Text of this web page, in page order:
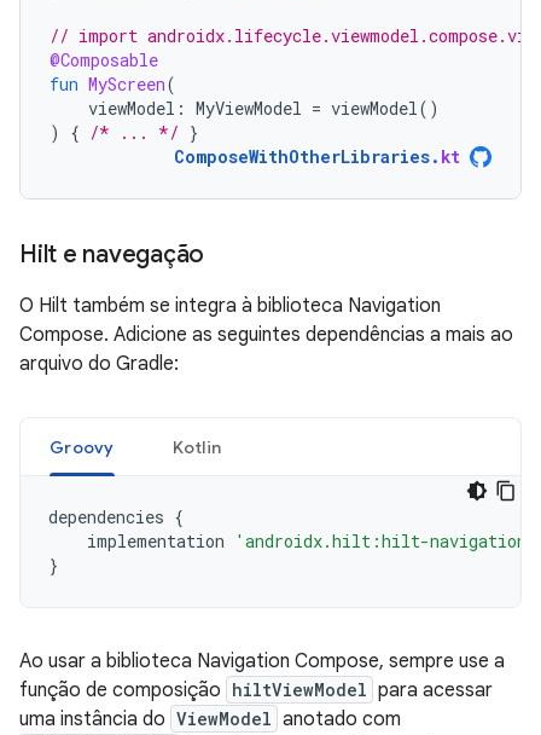
// import
@Composable
fun MyScreen(
viewModel : MyViewModel = viewModel()
)
{ /* ... */ }
ComposeWithOtherLibraries. kt
Hilt e navegação
O Hilt também se integra à biblioteca Navigation
Compose. Adicione as seguintes dependências a mais ao
arquivo do Gradle:
Groovy Kotlin
dependencies {
implementation
'androidx.hilt:hilt-navigation-
}
Ao usar a biblioteca Navigation Compose, sempre use a
função de composição hiltViewModel para acessar
uma instância do ViewModel anotado com